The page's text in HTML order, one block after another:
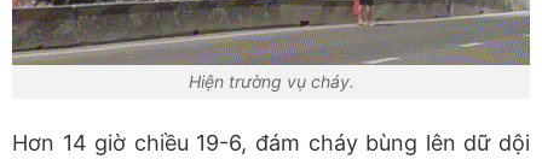
Hiện trường vụ cháy.
Hơn 14 giờ chiều 19-6, đám cháy bùng lên dữ dội